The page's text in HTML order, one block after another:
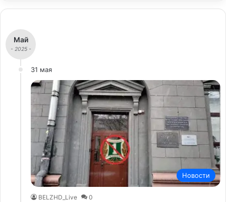
Май
- 2025 -
31 мая
Новости
BELZHD_Live 0